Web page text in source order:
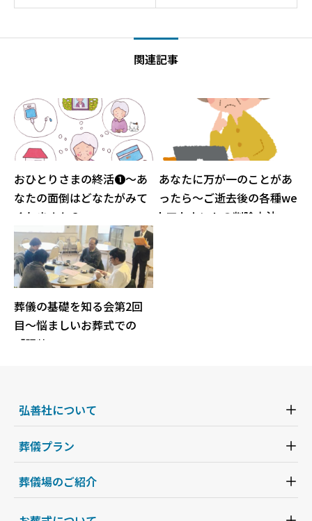
関連記事
おひとりさまの終活❶〜あ
なたの面倒はどなたがみて
くれますか？
あなたに万が一のことがあ
ったら〜ご逝去後の各種we
bアカウントの削除方法
葬儀の基礎を知る会第2回
目〜悩ましいお葬式での
「服装」
弘善社について
葬儀プラン
葬儀場のご紹介